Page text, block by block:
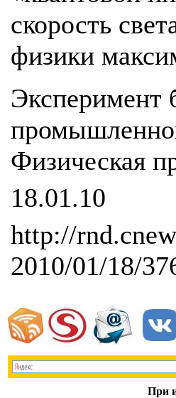
скорость
физики
Эксперимент
Физическая
18.01.10
http://
2010/01/18/
При